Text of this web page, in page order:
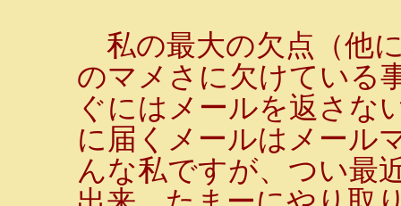
私の最大の欠点（他
のマメさに欠けている
ぐにはメールを返さな
に届くメールはメール
んな私ですが、つい最